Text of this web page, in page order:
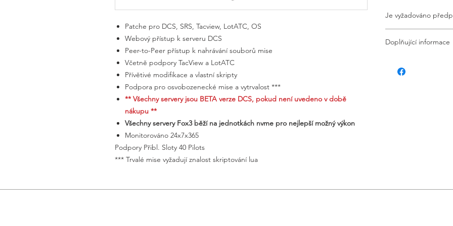
Patche pro DCS, SRS, Tacview, LotATC, OS
Webový přístup k serveru DCS
Peer-to-Peer přístup k nahrávání souborů mise
Včetně podpory TacView a LotATC
Přívětivé modifikace a vlastní skripty
Podpora pro osvobozenecké mise a vytrvalost ***
** Všechny servery jsou BETA verze DCS, pokud není uvedeno v době
nákupu **
Všechny servery Fox3 běží na jednotkách nvme pro nejlepší možný výkon
Monitorováno 24x7x365
​Podpory Přibl. Sloty 40 Pilots
*** Trvalé mise vyžadují znalost skriptování lua
Je vyžadováno
vaše platba nezdaří,
automaticky
136bad5cf58d_
Doplňující informace
serverech používat